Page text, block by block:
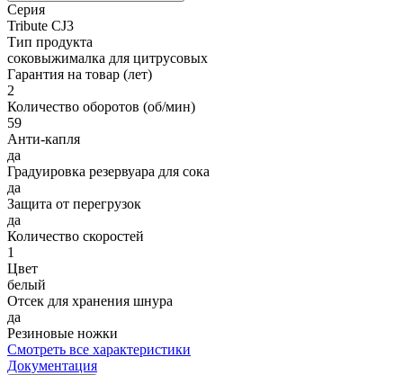
Серия
Tribute CJ3
Тип продукта
соковыжималка для цитрусовых
Гарантия на товар (лет)
2
Количество оборотов (об/мин)
59
Анти-капля
да
Градуировка резервуара для сока
да
Защита от перегрузок
да
Количество скоростей
1
Цвет
белый
Отсек для хранения шнура
да
Резиновые ножки
Смотреть все характеристики
Документация